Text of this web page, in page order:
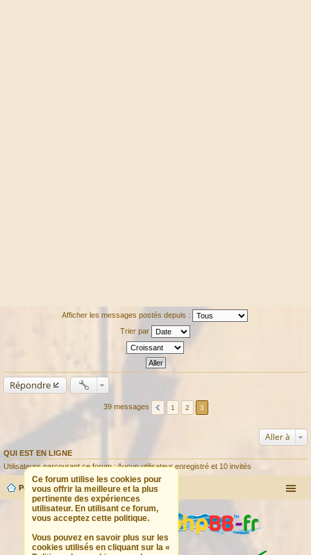
Afficher les messages postés depuis :
Trier par
Répondre
39 messages 1 2 3
Aller à
QUI EST EN LIGNE
Utilisateurs parcourant ce forum : Aucun utilisateur enregistré et 10 invités
Ce forum utilise les cookies pour
vous offrir la meilleure et la plus
pertinente des expériences
utilisateur. En utilisant ce forum,
vous acceptez cette politique.
Vous pouvez en savoir plus sur les
cookies utilisés en cliquant sur la «
Portail Forum